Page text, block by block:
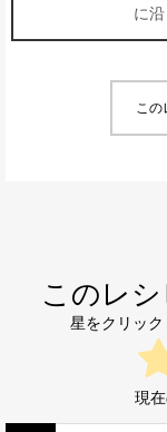
に
こ
このレ
星をクリック
現在